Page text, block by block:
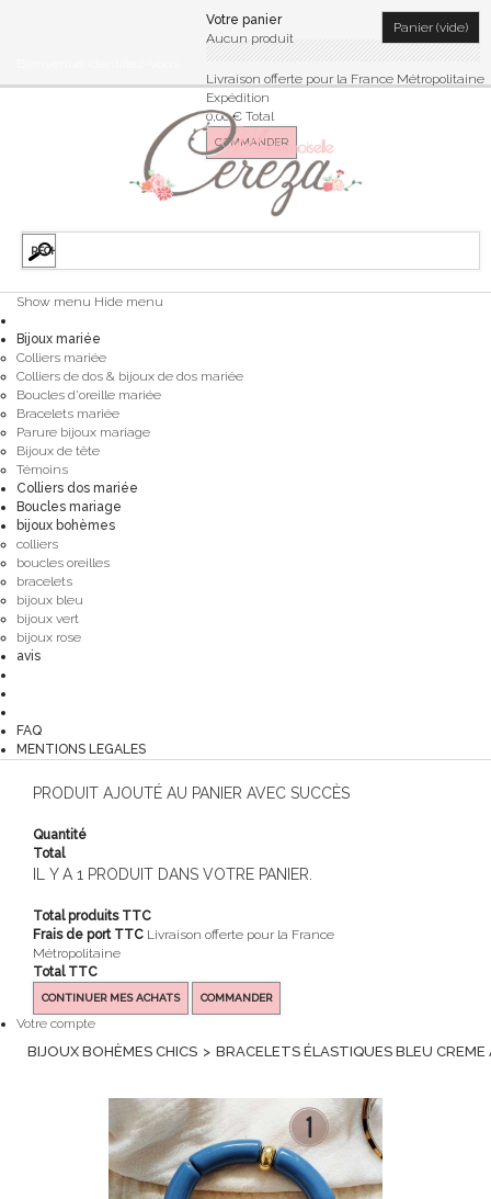
Show menu Hide menu
Bijoux mariée
Colliers mariée
Colliers de dos & bijoux de dos mariée
Boucles d'oreille mariée
Bracelets mariée
Parure bijoux mariage
Bijoux de tête
Témoins
Colliers dos mariée
Boucles mariage
bijoux bohèmes
colliers
boucles oreilles
bracelets
bijoux bleu
bijoux vert
bijoux rose
avis
FAQ
MENTIONS LEGALES
Panier (vide)
Votre panier
Aucun produit
Livraison offerte pour la France Métropolitaine
Expédition
0,00 € Total
COMMANDER
PRODUIT AJOUTÉ AU PANIER AVEC SUCCÈS
Quantité
Total
IL Y A 1 PRODUIT DANS VOTRE PANIER.
Total produits TTC
Frais de port TTC Livraison offerte pour la France
Métropolitaine
Total TTC
CONTINUER MES ACHATS COMMANDER
Votre compte
BIJOUX BOHÈMES CHICS > BRACELETS ÉLASTIQUES BLEU CREME